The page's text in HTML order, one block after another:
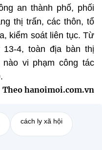
an thành phố, phối
thị trấn, các thôn, tổ
kiểm soát liên tục. Từ
13-4, toàn địa bàn thị
vi phạm công tác
Theo hanoimoi.com.vn
cách ly xã hội